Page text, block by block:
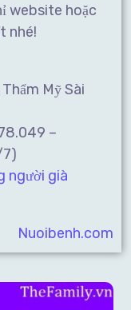
website hoặc
nhé!
Mỹ Sài
–
người già
Nuoibenh.com